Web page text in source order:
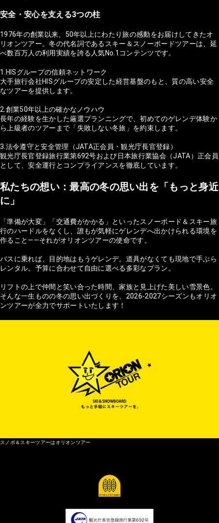
安全・安心を支える3つの柱
1976年の創業以来、50年以上にわたり旅の感動をお届けしてきたオ
リオンツアー。冬の代名詞であるスキー＆スノーボードツアーは、延
べ数百万人の利用実績を誇る人気No.1コンテンツです。
1.HISグループの信頼ネットワーク
大手旅行会社HISグループの安定した経営基盤のもと、質の高い安全
なツアーを提供します。
2.創業50年以上の確かなノウハウ
長年の経験を生かした厳選プランニングで、初めてのゲレンデ体験か
ら上級者のツアーまで「失敗しない冬旅」を約束します。
3.法令遵守と安全管理（JATA正会員・観光庁長官登録）
観光庁長官登録旅行業第692号および日本旅行業協会（JATA）正会員
として、安全運行とコンプライアンスを徹底しています。
私たちの想い：最高の冬の思い出を「もっと身近
に」
「準備が大変」「交通費がかかる」といったスノーボード＆スキー旅
行のハードルをなくし、誰もが気軽にゲレンデへ出かけられる環境を
作ること——それがオリオンツアーの使命です。
バスに乗れば、目的地はもうゲレンデ。道具がなくても現地で手ぶら
レンタル。予算に合わせて自由に選べる多彩なプラン。
リフトの上で仲間と笑い合った時間、家族と見上げた美しい雪景色。
そんな一生ものの冬の思い出づくりを、2026-2027シーズンもオリオ
ンツアーが全力でサポートいたします！
スノボ＆スキーツアーはオリオンツアー